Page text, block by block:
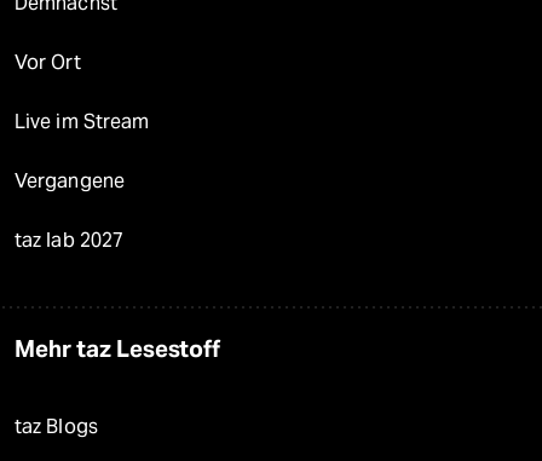
Vor Ort
Live im Stream
Vergangene
taz lab 2027
Mehr taz Lesestoff
taz Blogs